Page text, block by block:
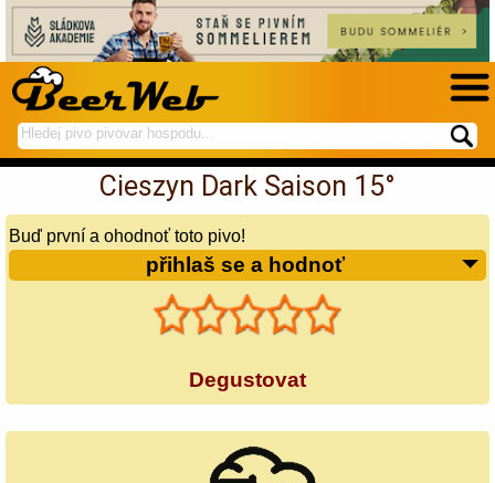
hledej
na
spustí
hledání
Cieszyn Dark Saison 15°
Buď první a ohodnoť toto pivo!
přihlaš se a hodnoť
Degustovat